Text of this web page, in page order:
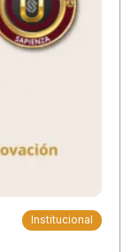
Institucional